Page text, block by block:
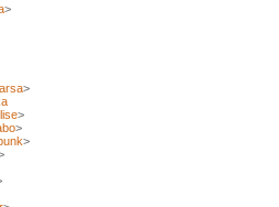
>
arsa>
>
>
>